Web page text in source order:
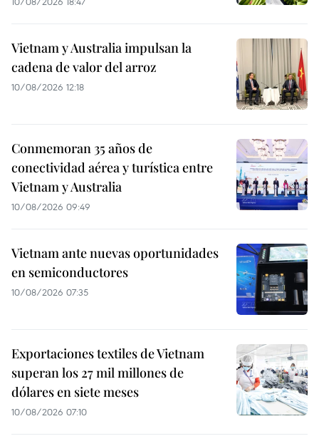
Vietnam y Australia impulsan la
cadena de valor del arroz
10/08/2026 12:18
Conmemoran 35 años de
conectividad aérea y turística entre
Vietnam y Australia
10/08/2026 09:49
Vietnam ante nuevas oportunidades
en semiconductores
10/08/2026 07:35
Exportaciones textiles de Vietnam
superan los 27 mil millones de
dólares en siete meses
10/08/2026 07:10